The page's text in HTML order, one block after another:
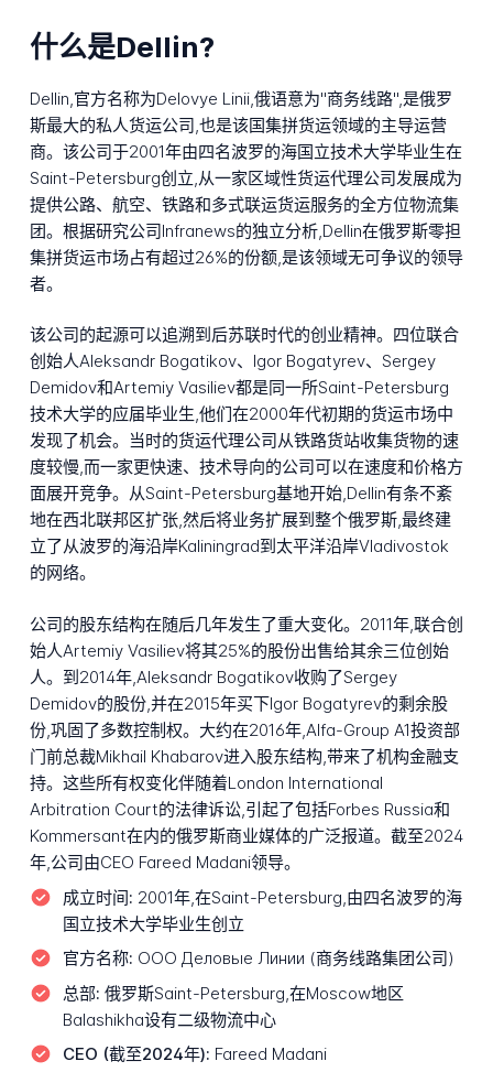
什么是Dellin?
Dellin,官方名称为Delovye Linii,俄语意为"商务线路",是俄罗
斯最大的私人货运公司,也是该国集拼货运领域的主导运营
商。该公司于2001年由四名波罗的海国立技术大学毕业生在
Saint-Petersburg创立,从一家区域性货运代理公司发展成为
提供公路、航空、铁路和多式联运货运服务的全方位物流集
团。根据研究公司Infranews的独立分析,Dellin在俄罗斯零担
集拼货运市场占有超过26%的份额,是该领域无可争议的领导
者。
该公司的起源可以追溯到后苏联时代的创业精神。四位联合
创始人Aleksandr Bogatikov、Igor Bogatyrev、Sergey
Demidov和Artemiy Vasiliev都是同一所Saint-Petersburg
技术大学的应届毕业生,他们在2000年代初期的货运市场中
发现了机会。当时的货运代理公司从铁路货站收集货物的速
度较慢,而一家更快速、技术导向的公司可以在速度和价格方
面展开竞争。从Saint-Petersburg基地开始,Dellin有条不紊
地在西北联邦区扩张,然后将业务扩展到整个俄罗斯,最终建
立了从波罗的海沿岸Kaliningrad到太平洋沿岸Vladivostok
的网络。
公司的股东结构在随后几年发生了重大变化。2011年,联合创
始人Artemiy Vasiliev将其25%的股份出售给其余三位创始
人。到2014年,Aleksandr Bogatikov收购了Sergey
Demidov的股份,并在2015年买下Igor Bogatyrev的剩余股
份,巩固了多数控制权。大约在2016年,Alfa-Group A1投资部
门前总裁Mikhail Khabarov进入股东结构,带来了机构金融支
持。这些所有权变化伴随着London International
Arbitration Court的法律诉讼,引起了包括Forbes Russia和
Kommersant在内的俄罗斯商业媒体的广泛报道。截至2024
年,公司由CEO Fareed Madani领导。
成立时间: 2001年,在Saint-Petersburg,由四名波罗的海
国立技术大学毕业生创立
官方名称: ООО Деловые Линии (商务线路集团公司)
总部: 俄罗斯Saint-Petersburg,在Moscow地区
Balashikha设有二级物流中心
CEO (截至2024年): Fareed Madani